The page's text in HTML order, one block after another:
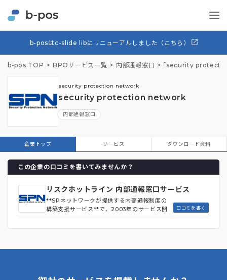
b-posはc-slide libにリニューアルしました（こちら）
b-pos TOP BPOサービス一覧 内部通報窓口 「security protection
security protection network
security protection network
内部通報窓口
企業トップ サービス ダウンロード資料
この企業の口コミを書いてみませんか？
リスクホットライン 内部通報窓口サービス
**SPネットワークが提供する内部通報制度の
構築支援サービス**で、2003年のサービス開
始以来、1,200社以上の企業に導入されていま
す。通報者とのコミュニケーションを重視し、
口コミを書く